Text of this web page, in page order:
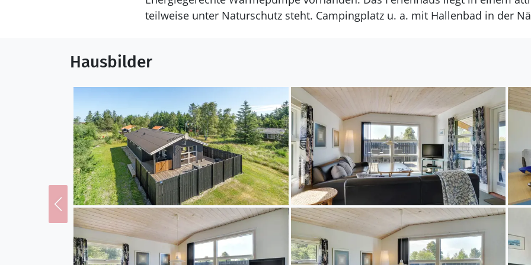
teilweise unter Naturschutz steht. Campingplatz u. a. mit Hallenbad in der
Hausbilder